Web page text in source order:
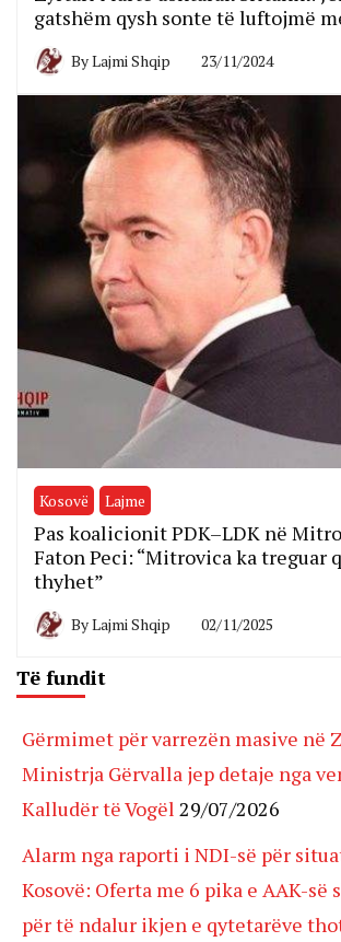
gatshëm qysh sonte të luftojmë
ByLajmi Shqip 23/11/2024
Kosovë Lajme
Pas koalicionit PDK–LDK në
Faton Peci: “Mitrovica ka treguar
thyhet”
ByLajmi Shqip 02/11/2025
Të fundit
Gërmimet për varrezën masive në
Ministrja Gërvalla jep detaje nga
Kalludër të Vogël 29/07/2026
Alarm nga raporti i NDI-së për
Kosovë: Oferta me 6 pika e AAK-së
për të ndalur ikjen e qytetarëve